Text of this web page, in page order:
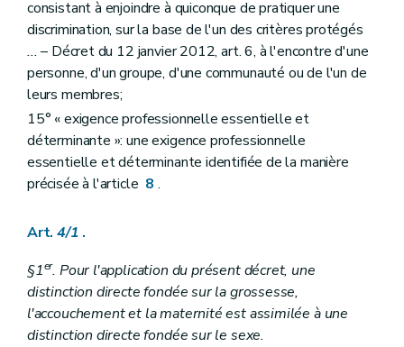
consistant à enjoindre à quiconque de pratiquer une
discrimination, sur la base de l'un des critères protégés
...– Décret du 12 janvier 2012, art. 6, à l'encontre d'une
personne, d'un groupe, d'une communauté ou de l'un de
leurs membres;
15° « exigence professionnelle essentielle et
déterminante »: une exigence professionnelle
essentielle et déterminante identifiée de la manière
précisée à l'article 8 .
Art.4/1 .
§1er. Pour l'application du présent décret, une
distinction directe fondée sur la grossesse,
l'accouchement et la maternité est assimilée à une
distinction directe fondée sur le sexe.